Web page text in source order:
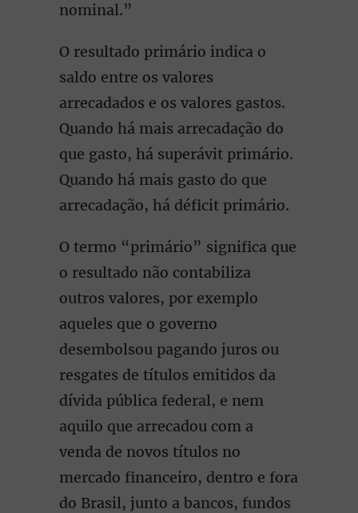
nominal.”
O resultado primário indica o
saldo entre os valores
arrecadados e os valores gastos.
Quando há mais arrecadação do
que gasto, há superávit primário.
Quando há mais gasto do que
arrecadação, há déficit primário.
O termo “primário” significa que
o resultado não contabiliza
outros valores, por exemplo
aqueles que o governo
desembolsou pagando juros ou
resgates de títulos emitidos da
dívida pública federal, e nem
aquilo que arrecadou com a
venda de novos títulos no
mercado financeiro, dentro e fora
do Brasil, junto a bancos, fundos